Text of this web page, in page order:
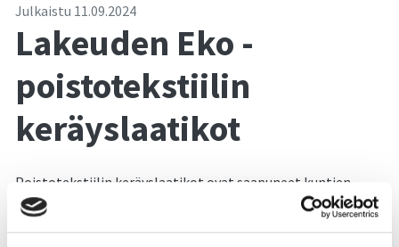
Julkaistu 11.09.2024
Lakeuden Eko -
poistotekstiilin
keräyslaatikot
Poistotekstiilin keräyslaatikot ovat saapuneet kuntien
keskustoihin.